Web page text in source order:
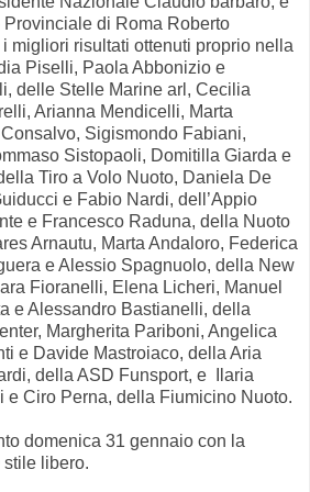
di Roma Roberto
migliori risultati ottenuti proprio nella
Piselli, Paola Abbonizio e
delle Stelle Marine arl, Cecilia
Arianna Mendicelli, Marta
Sigismondo Fabiani,
Sistopaoli, Domitilla Giarda e
Tiro a Volo Nuoto, Daniela De
e Fabio Nardi, dell’Appio
e Francesco Raduna, della Nuoto
Arnautu, Marta Andaloro, Federica
e Alessio Spagnuolo, della New
Fioranelli, Elena Licheri, Manuel
e Alessandro Bastianelli, della
Margherita Pariboni, Angelica
e Davide Mastroiaco, della Aria
della ASD Funsport, e Ilaria
e Ciro Perna, della Fiumicino Nuoto.
domenica 31 gennaio con la
libero.